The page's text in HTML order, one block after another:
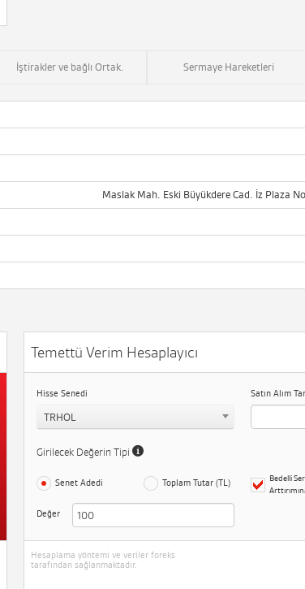
İştirakler ve bağlı Ortak. Sermaye Hareketleri
Maslak Mah. Eski Büyükdere Cad. İz Plaza
Temettü Verim Hesaplayıcı
Hisse Senedi
TRHOL
Satın Alım
Girilecek Değerin Tipi
Senet Adedi Toplam Tutar (TL)
Bedelli
Değer
Hesaplama yöntemi ve veriler foreks
tarafından sağlanmaktadır.